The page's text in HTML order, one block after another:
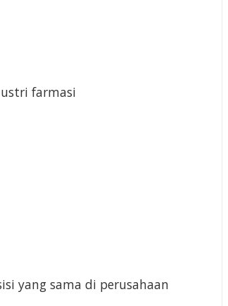
farmasi
yang sama di perusahaan